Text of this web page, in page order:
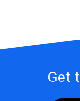
Get